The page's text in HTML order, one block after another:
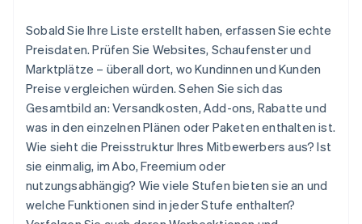
Sobald Sie Ihre Liste erstellt haben, erfassen Sie echte
Preisdaten. Prüfen Sie Websites, Schaufenster und
Marktplätze – überall dort, wo Kundinnen und Kunden
Preise vergleichen würden. Sehen Sie sich das
Gesamtbild an: Versandkosten, Add-ons, Rabatte und
was in den einzelnen Plänen oder Paketen enthalten ist.
Wie sieht die Preisstruktur Ihres Mitbewerbers aus? Ist
sie einmalig, im Abo, Freemium oder
nutzungsabhängig? Wie viele Stufen bieten sie an und
welche Funktionen sind in jeder Stufe enthalten?